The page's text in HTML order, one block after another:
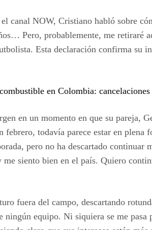
canal NOW, Cristiano habló sobre
Pero, probablemente, me retiraré
Esta declaración confirma su
en Colombia:
en un momento en que su
febrero, todavía parece estar en
pero no ha descartado continuar
siento bien en el país. Quiero
fuera del campo, descartando
ningún equipo. Ni siquiera se me